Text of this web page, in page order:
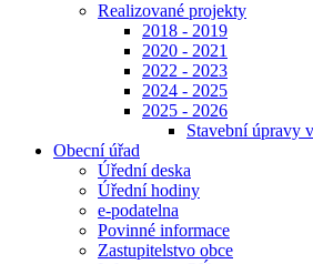
Realizované projekty
2018 - 2019
2020 - 2021
2022 - 2023
2024 - 2025
2025 - 2026
Stavební úpravy
Obecní úřad
Úřední deska
Úřední hodiny
e-podatelna
Povinné informace
Zastupitelstvo obce